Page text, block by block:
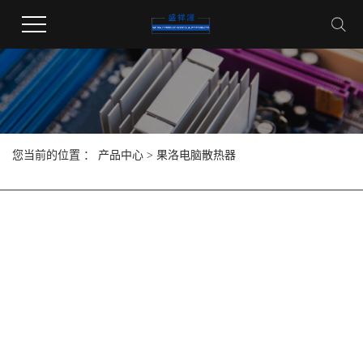
您当前的位置 ： 产品中心 > 果洛电脑散热器